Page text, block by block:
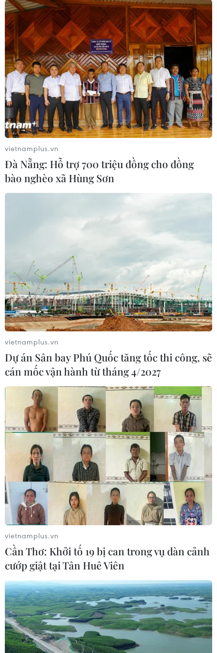
TIN CÙNG CHUYÊN MỤC
vietnamplus.vn
Đà Nẵng: Hỗ trợ 700 triệu đồng cho đồng
bào nghèo xã Hùng Sơn
vietnamplus.vn
Dự án Sân bay Phú Quốc tăng tốc thi công, sẽ
cán mốc vận hành từ tháng 4/2027
vietnamplus.vn
Cần Thơ: Khởi tố 19 bị can trong vụ dàn cảnh
cướp giật tại Tân Huê Viên